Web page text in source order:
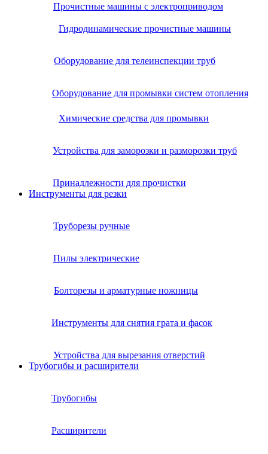
Прочистные машины с электроприводом
Гидродинамические прочистные машины
Оборудование для телеинспекции труб
Оборудование для промывки систем отопления
Химические средства для промывки
Устройства для заморозки и разморозки труб
Принадлежности для прочистки
Инструменты для резки
Труборезы ручные
Пилы электрические
Болторезы и арматурные ножницы
Инструменты для снятия грата и фасок
Устройства для вырезания отверстий
Трубогибы и расширители
Трубогибы
Расширители